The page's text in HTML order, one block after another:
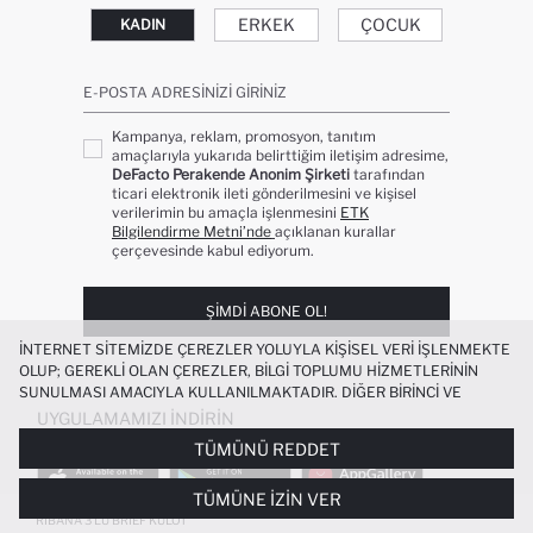
RIBANA 3'LÜ BRIEF KÜLOT
KADIN ERKEK ÇOCUK
E-POSTA ADRESINIZI GIRINIZ
Kampanya, reklam, promosyon, tanıtım
amaçlarıyla yukarıda belirttiğim iletişim adresime,
DeFacto Perakende Anonim Şirketi tarafından
ticari elektronik ileti gönderilmesini ve kişisel
verilerimin bu amaçla işlenmesini ETK
Bilgilendirme Metni’nde açıklanan kurallar
çerçevesinde kabul ediyorum.
ŞIMDI ABONE OL!
UYGULAMAMIZI İNDIRIN
İNTERNET SITEMIZDE ÇEREZLER YOLUYLA KIŞISEL VERI IŞLENMEKTE
OLUP; GEREKLI OLAN ÇEREZLER, BILGI TOPLUMU HIZMETLERININ
SUNULMASI AMACIYLA KULLANILMAKTADIR. DIĞER BIRINCI VE
ÜÇÜNCÜ TARAF ÇEREZLER ISE SIZE DAHA IYI BIR ALIŞVERIŞ
DENEYIMI SUNULABILMESI, SITEMIZIN DAHA IŞLEVSEL KILINMASI VE
KIŞISELLEŞTIRMESI VE AÇIK RIZA VERMENIZ HALINDE, SIZLERE
YÖNELIK PAZARLAMA FAALIYETLERININ YAPILMASI AMAÇLARIYLA
SINIRLI OLARAK KULLANILACAKTIR. ÇEREZLERE DAIR TERCIHLERINIZI
ÇEREZ TERCIHLERIPANELI ARACILIĞIYLA HER ZAMAN YÖNETEBILIR,
TÜMÜNÜ REDDET
TÜMÜNE İZIN VER